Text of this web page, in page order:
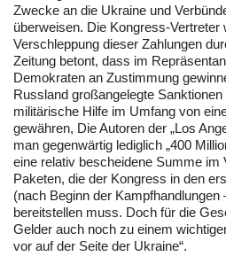
Zwecke an die Ukraine und
überweisen. Die Kongress-Vertreter
Verschleppung dieser Zahlungen
Zeitung betont, dass im
Demokraten an Zustimmung
Russland großangelegte
militärische Hilfe im Umfang von
gewähren, Die Autoren der „Los
man gegenwärtig lediglich „400
eine relativ bescheidene Summe im
Paketen, die der Kongress in den
(nach Beginn der Kampfhandlungen
bereitstellen muss. Doch für die
Gelder auch noch zu einem
vor auf der Seite der Ukraine“.